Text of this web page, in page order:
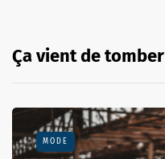
Ça vient de tomber
MODE